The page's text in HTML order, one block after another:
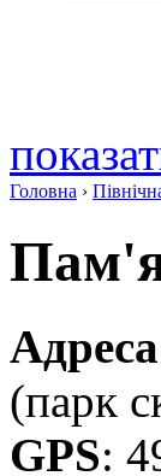
Головна ›
Адреса
(парк
GPS: